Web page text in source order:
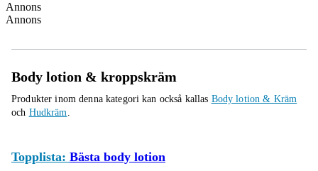
Annons
Annons
Body lotion & kroppskräm
Produkter inom denna kategori kan också kallas Body lotion & Kräm
och Hudkräm.
Topplista: Bästa body lotion